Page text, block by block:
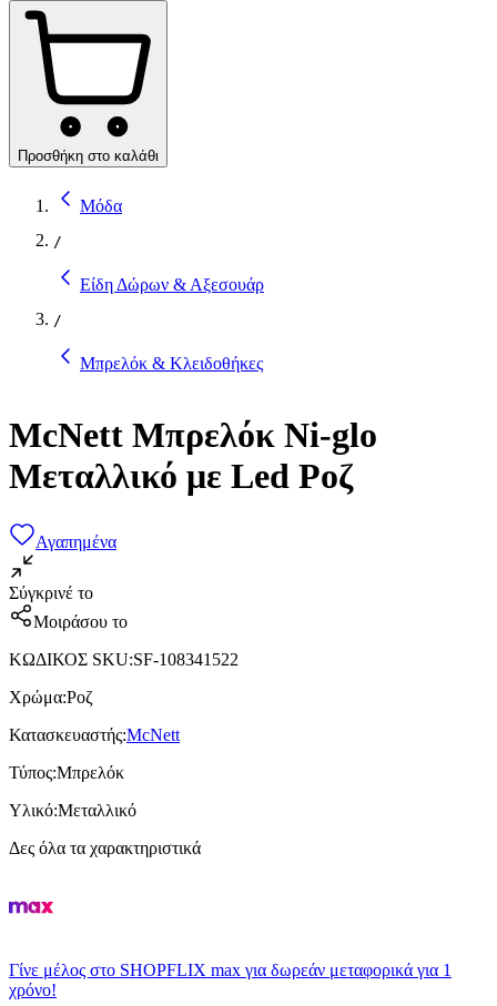
Προσθήκη στο καλάθι
Μόδα
/
Είδη Δώρων & Αξεσουάρ
/
Μπρελόκ & Κλειδοθήκες
McNett Μπρελόκ Ni-glo
Μεταλλικό με Led Ροζ
Αγαπημένα
Σύγκρινέ το
Μοιράσου το
ΚΩΔΙΚΟΣ SKU:SF-108341522
Χρώμα:Ροζ
Κατασκευαστής:McNett
Τύπος:Μπρελόκ
Υλικό:Μεταλλικό
Δες όλα τα χαρακτηριστικά
Γίνε μέλος στο SHOPFLIX max για δωρεάν μεταφορικά για 1
χρόνο!